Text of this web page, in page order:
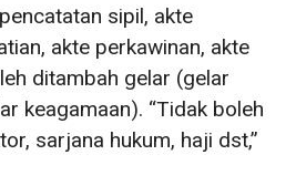
sipil, akte
akte perkawinan, akte
ditambah gelar (gelar
keagamaan). “Tidak boleh
sarjana hukum, haji dst,”